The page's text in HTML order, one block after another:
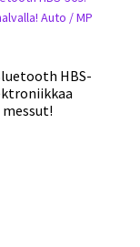
HBS-